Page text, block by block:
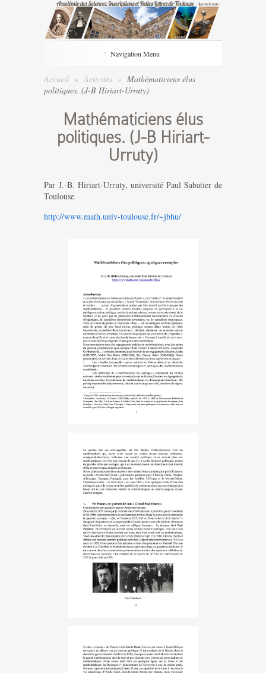
Navigation Menu
Accueil » Activités » Mathématiciens élus
politiques. (J-B Hiriart-Urruty)
Mathématiciens élus
politiques. (J-B Hiriart-
Urruty)
Par J.-B. Hiriart-Urruty, université Paul Sabatier de
Toulouse
http://www.math.univ-toulouse.fr/~jbhu/